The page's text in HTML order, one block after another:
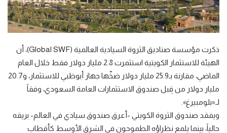
ذكرت مؤسسة صناديق الثروة السيادية العالمية (Global SWF)، أن
الهيئة للاستثمار الكويتية استثمرت 2.8 مليار دولار فقط خلال العام
الماضي، مقارنة بـ25.9 مليار دولار ضخّها جهاز أبوظبي للاستثمار، و20.7
مليار دولار من قِبل صندوق الاستثمارات العامة السعودي، وفقاً
لـ«بلومبيرغ».
ويفقد صندوق الثروة الكويتي -أعرق صندوق سيادي في العالم- بريقه
حالياً، بينما يلمع نظراؤه الطموحون في الشرق الأوسط كأقطاب